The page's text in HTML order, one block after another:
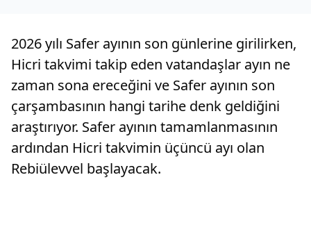
2026 yılı Safer ayının son günlerine girilirken,
Hicri takvimi takip eden vatandaşlar ayın ne
zaman sona ereceğini ve Safer ayının son
çarşambasının hangi tarihe denk geldiğini
araştırıyor. Safer ayının tamamlanmasının
ardından Hicri takvimin üçüncü ayı olan
Rebiülevvel başlayacak.